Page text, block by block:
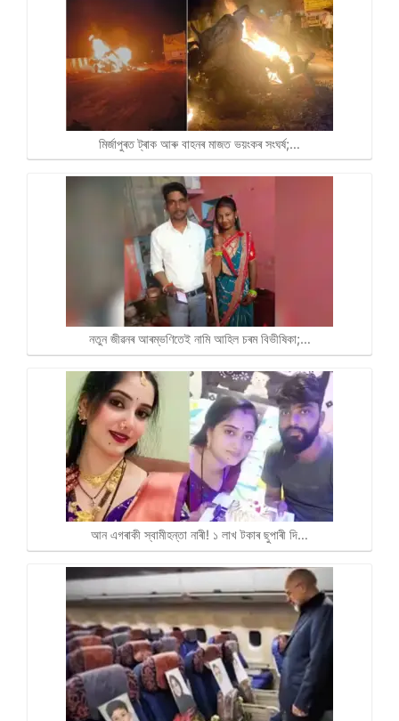
মিৰ্জাপুৰত ট্ৰাক আৰু বাহনৰ মাজত ভয়ংকৰ সংঘৰ্ষ;…
নতুন জীৱনৰ আৰম্ভণিতেই নামি আহিল চৰম বিভীষিকা;…
আন এগৰাকী স্বামীহন্তা নাৰী! ১ লাখ টকাৰ ছুপাৰী দি…